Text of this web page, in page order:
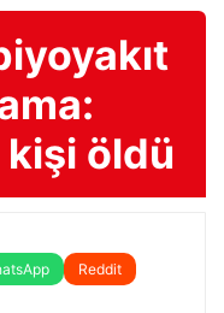
öldü
Reddit